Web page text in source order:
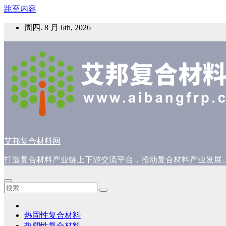
跳至内容
周四. 8 月 6th, 2026
艾邦复合材料网
打造复合材料产业链上下游交流平台，推动复合材料产业发展
热固性复合材料